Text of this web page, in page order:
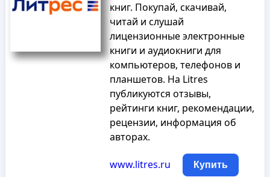
книг. Покупай, скачивай,
читай и слушай
лицензионные электронные
книги и аудиокниги для
компьютеров, телефонов и
планшетов. На Litres
публикуются отзывы,
рейтинги книг, рекомендации,
рецензии, информация об
авторах.
www.litres.ru Купить